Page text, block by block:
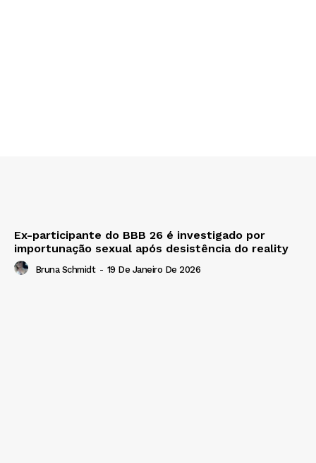
Ex-participante do BBB 26 é investigado por
importunação sexual após desistência do reality
Bruna Schmidt - 19 De Janeiro De 2026